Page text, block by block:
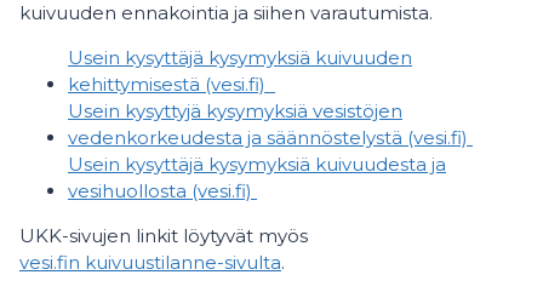
kuivuuden ennakointia ja siihen varautumista.
Usein kysyttäjä kysymyksiä kuivuuden
kehittymisestä (vesi.fi)
Usein kysyttyjä kysymyksiä vesistöjen
vedenkorkeudesta ja säännöstelystä (vesi.fi)
Usein kysyttäjä kysymyksiä kuivuudesta ja
vesihuollosta (vesi.fi)
UKK-sivujen linkit löytyvät myös
vesi.fin kuivuustilanne-sivulta.